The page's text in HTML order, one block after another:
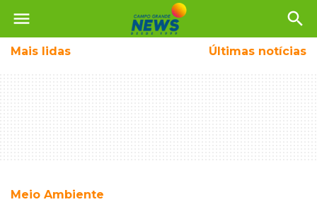
menu search
Mais lidas Últimas notícias
Meio Ambiente